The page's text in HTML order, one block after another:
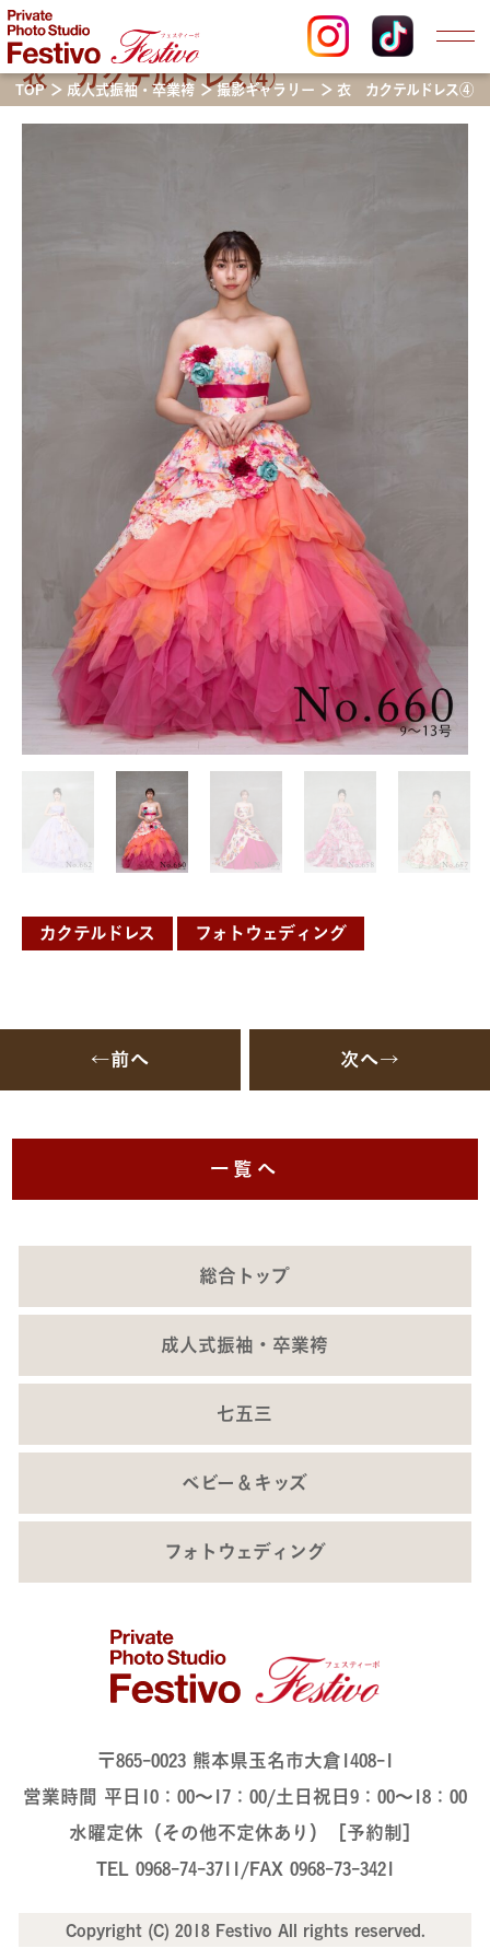
TOP 成人式振袖・卒業袴 撮影ギャラリー 衣 カクテルドレス④
衣 カクテルドレス④
カクテルドレス フォトウェディング
←前へ 次へ→
一覧へ
総合トップ
成人式振袖・卒業袴
七五三
ベビー＆キッズ
フォトウェディング
〒865-0023 熊本県玉名市大倉1408-1
営業時間 平日10：00～17：00/土日祝日9：00～18：00
水曜定休（その他不定休あり）［予約制］
TEL 0968-74-3711/FAX 0968-73-3421
Copyright (C) 2018 Festivo All rights reserved.